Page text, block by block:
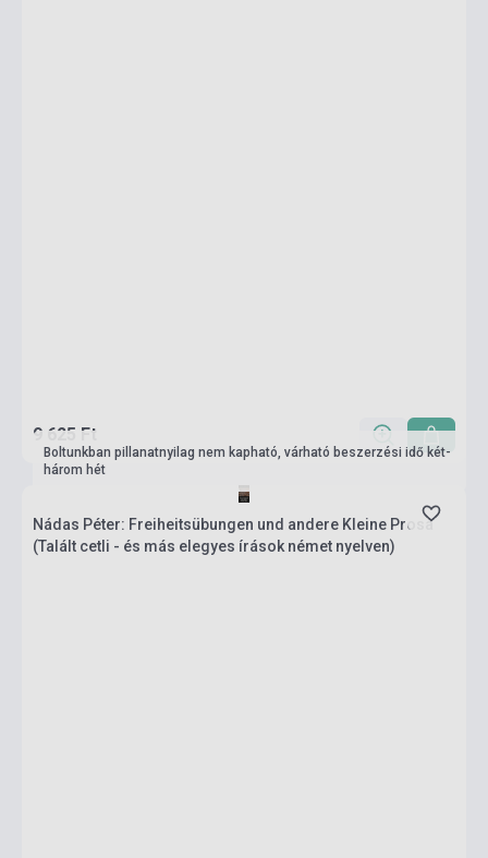
9 625 Ft
Boltunkban pillanatnyilag nem kapható, várható beszerzési idő két-
három hét
Nádas Péter: Freiheitsübungen und andere Kleine Prosa
(Talált cetli - és más elegyes írások német nyelven)